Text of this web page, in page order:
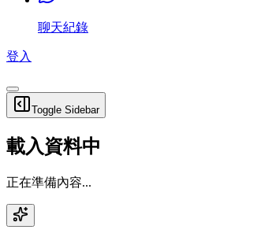
聊天紀錄
登入
Toggle Sidebar
載入資料中
正在準備內容...